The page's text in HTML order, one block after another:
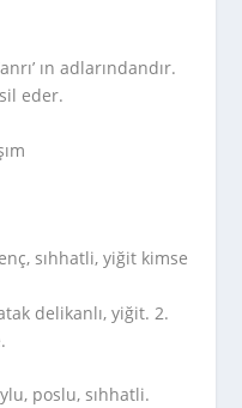
ın adlarındandır.
eder.
sıhhatli, yiğit kimse
delikanlı, yiğit. 2.
poslu, sıhhatli.